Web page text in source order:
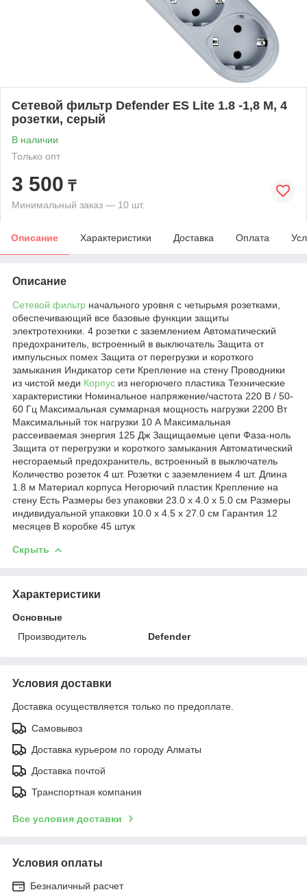
Сетевой фильтр Defender ES Lite 1.8 -1,8 М, 4
розетки, серый
В наличии
Только опт
3 500 ₸
Минимальный заказ — 10 шт.
Описание Характеристики Доставка Оплата
Описание
Сетевой фильтр начального уровня с четырьмя розетками,
обеспечивающий все базовые функции защиты
электротехники. 4 розетки с заземлением Автоматический
предохранитель, встроенный в выключатель Защита от
импульсных помех Защита от перегрузки и короткого
замыкания Индикатор сети Крепление на стену Проводники
из чистой меди Корпус из негорючего пластика Технические
характеристики Номинальное напряжение/частота 220 В / 50-
60 Гц Максимальная суммарная мощность нагрузки 2200 Вт
Максимальный ток нагрузки 10 А Максимальная
рассеиваемая энергия 125 Дж Защищаемые цепи Фаза-ноль
Защита от перегрузки и короткого замыкания Автоматический
несгораемый предохранитель, встроенный в выключатель
Количество розеток 4 шт. Розетки с заземлением 4 шт. Длина
1.8 м Материал корпуса Негорючий пластик Крепление на
стену Есть Размеры без упаковки 23.0 x 4.0 x 5.0 см Размеры
индивидуальной упаковки 10.0 x 4.5 x 27.0 см Гарантия 12
месяцев В коробке 45 штук
Скрыть
Характеристики
Основные
Производитель
Defender
Условия доставки
Доставка осуществляется только по предоплате.
Самовывоз
Доставка курьером по городу Алматы
Доставка почтой
Транспортная компания
Все условия доставки
Условия оплаты
Безналичный расчет